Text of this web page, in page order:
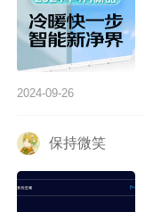
2024-09-26
保持微笑